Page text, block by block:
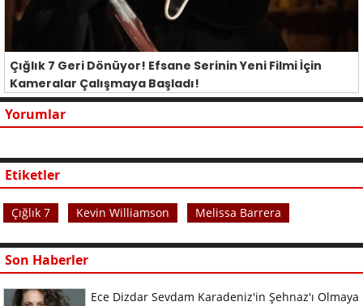
Çığlık 7 Geri Dönüyor! Efsane Serinin Yeni Filmi İçin
Kameralar Çalışmaya Başladı!
Yorumlar
Etiketler
Çığlık 7 Kevin Williamson Melissa Barrera
Son Haberler
Ece Dizdar Sevdam Karadeniz'in Şehnaz'ı Olmaya